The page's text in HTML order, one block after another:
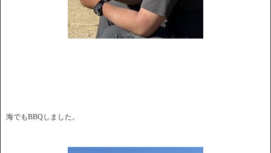
海でもBBQしました。